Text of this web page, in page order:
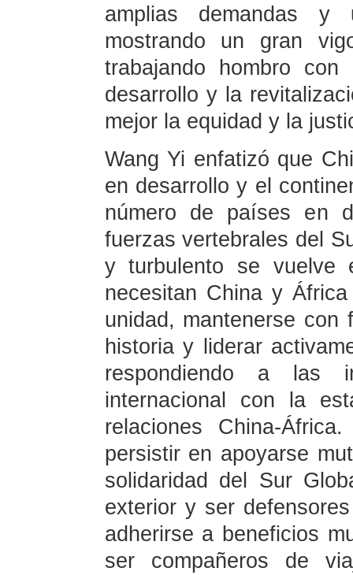
amplias demandas
mostrando un gran
trabajando hombro
desarrollo y la
mejor la equidad y la
Wang Yi enfatizó que
en desarrollo y el
número de países en
fuerzas vertebrales del
y turbulento se vuelve
necesitan China y
unidad, mantenerse
historia y liderar
respondiendo a las
internacional con la
relaciones China-
persistir en apoyarse
solidaridad del Sur
exterior y ser
adherirse a beneficios
ser compañeros de